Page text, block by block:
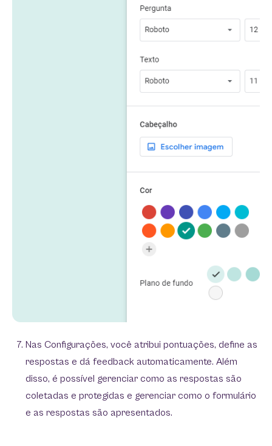
Nas Configurações, você atribui pontuações, define as
respostas e dá feedback automaticamente. Além
disso, é possível gerenciar como as respostas são
coletadas e protegidas e gerenciar como o formulário
e as respostas são apresentados.